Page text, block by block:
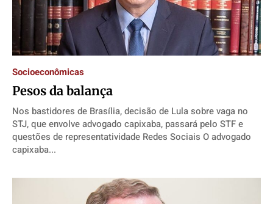
Socioeconômicas
Pesos da balança
Nos bastidores de Brasília, decisão de Lula sobre vaga no
STJ, que envolve advogado capixaba, passará pelo STF e
questões de representatividade Redes Sociais O advogado
capixaba...